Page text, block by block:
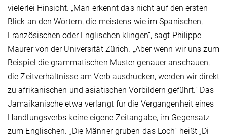
vielerlei Hinsicht. „Man erkennt das nicht auf den ersten
Blick an den Wörtern, die meistens wie im Spanischen,
Französischen oder Englischen klingen”, sagt Philippe
Maurer von der Universität Zürich. „Aber wenn wir uns zum
Beispiel die grammatischen Muster genauer anschauen,
die Zeitverhältnisse am Verb ausdrücken, werden wir direkt
zu afrikanischen und asiatischen Vorbildern geführt.” Das
Jamaikanische etwa verlangt für die Vergangenheit eines
Handlungsverbs keine eigene Zeitangabe, im Gegensatz
zum Englischen. „Die Männer gruben das Loch” heißt „Di